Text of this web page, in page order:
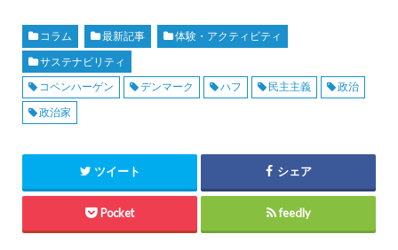
コラム 最新記事
体験・アクティビティ
サステナビリティ
コペンハーゲン
デンマーク ハフ 民主主義
政治
政治家
ツイート シェア
Pocket feedly